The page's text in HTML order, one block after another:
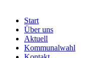
Start
Über uns
Aktuell
Kommunalwahl